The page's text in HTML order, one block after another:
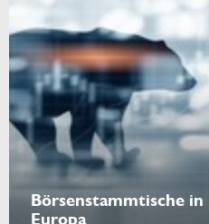
Börsenstammtische
Europa